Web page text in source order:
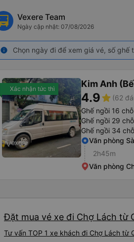
Vexere Team
Ngày cập nhật: 07/08/2026
info Chọn ngày đi để xem giá vé, số
Xác nhận tức thì Kim Anh
4.9star (62
Ghế ngồi 16 chỗ
Ghế ngồi 29 chỗ
Ghế ngồi 34
Văn phòng
2h45m
Văn phòng
Đặt mua vé xe đi Chợ Lách từ
Tư vấn TOP 1 xe khách đi Chợ Lách